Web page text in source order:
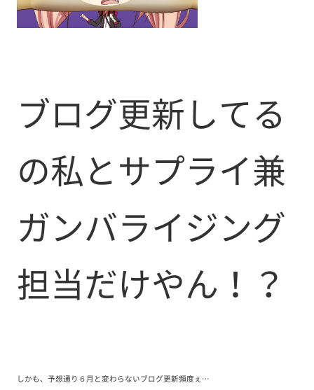
ブログ更新してる
の私とサプライ兼
ガンバライジング
担当だけやん！？
しかも、予想通り６月と変わらないブログ更新頻度ぇ…